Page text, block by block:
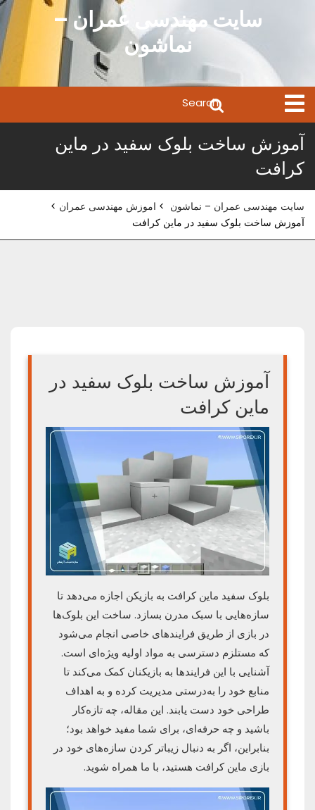
سایت مهندسی عمران –
نماشون
Open
Menu
for:
آموزش ساخت بلوک سفید در ماین
کرافت
سایت مهندسی عمران – نماشون > اموزش مهندسی عمران >
آموزش ساخت بلوک سفید در ماین کرافت
آموزش ساخت بلوک سفید در
ماین کرافت
بلوک سفید ماین کرافت به بازیکن اجازه می‌دهد تا
سازه‌هایی با سبک مدرن بسازد. ساخت این بلوک‌ها
در بازی از طریق فرایندهای خاصی انجام می‌شود
که مستلزم دسترسی به مواد اولیه ویژه‌ای است.
آشنایی با این فرایندها به بازیکنان کمک می‌کند تا
منابع خود را به‌درستی مدیریت کرده و به اهداف
طراحی خود دست یابند. این مقاله، چه تازه‌کار
باشید و چه حرفه‌ای، برای شما مفید خواهد بود؛
بنابراین، اگر به دنبال زیباتر کردن سازه‌های خود در
بازی ماین کرافت هستید، با ما همراه شوید.